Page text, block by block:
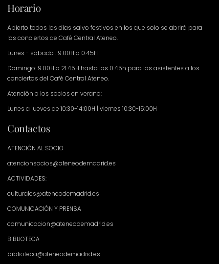
Horario
Abierto todos los días salvo festivos en los que solo se abrirá para
los conciertos de Café Central Ateneo.
Lunes - sábado : 9.00H a 0.45H
Domingo: 9.00H a 21.45H hasta las 0.45h para los asistentes a los
conciertos del Café Central Ateneo.
Atención a los socios en verano:
Lunes a jueves de 10:30-14:00H | viernes 10:30-15:00H
Contactos
ATENCIÓN AL SOCIO
atencionsocios@ateneodemadrid.es
ACTIVIDADES:
culturales@ateneodemadrid.es
COMUNICACIÓN Y PRENSA
comunicacion@ateneodemadrid.es
BIBLIOTECA
biblioteca@ateneodemadrid.es